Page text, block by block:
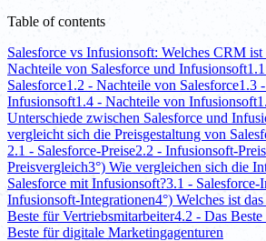
Table of contents
Salesforce vs Infusionsoft: Welches CRM ist
Nachteile von Salesforce und Infusionsoft
Salesforce1.2 - Nachteile von Salesforce1.3
Infusionsoft1.4 - Nachteile von Infusionsoft
Unterschiede zwischen Salesforce und
vergleicht sich die Preisgestaltung von
2.1 - Salesforce-Preise2.2 - Infusionsoft-
Preisvergleich3°) Wie vergleichen sich die
Salesforce mit Infusionsoft?3.1 - Salesforce-
Infusionsoft-Integrationen4°) Welches ist
Beste für Vertriebsmitarbeiter4.2 - Das
Beste für digitale Marketingagenturen